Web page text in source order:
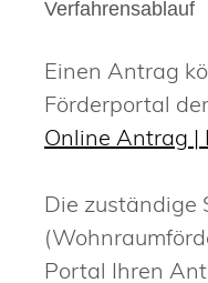
Verfahrensablauf
Einen Antrag
Förderportal
Online Antrag |
Die zuständige
Portal Ihren